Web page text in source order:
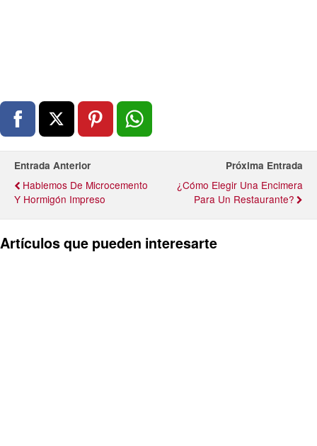
Entrada Anterior
Hablemos De Microcemento
Y Hormigón Impreso
Próxima Entrada
¿Cómo Elegir Una Encimera
Para Un Restaurante?
Artículos que pueden interesarte